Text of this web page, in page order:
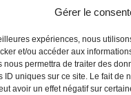
Gérer le
expériences, nous
et/ou accéder aux
nous permettra de traiter des
ID uniques sur ce site. Le fait de
avoir un effet négatif sur